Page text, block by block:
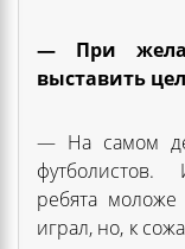
— При
выставить
— На самом
ребята
играл, но, к